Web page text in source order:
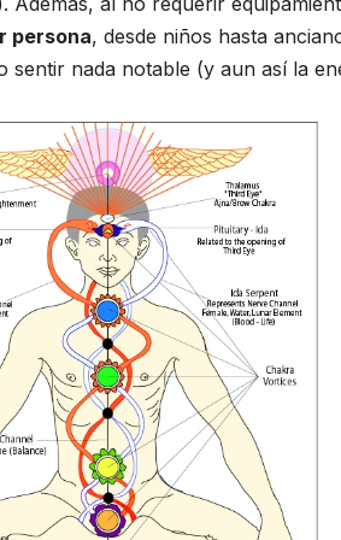
persona, desde niños hasta
sentir nada notable (y aun así la